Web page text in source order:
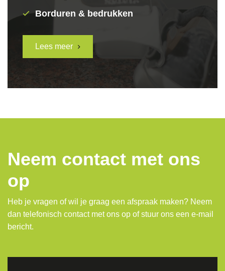
Borduren & bedrukken
Lees meer
Neem contact met ons
op
Heb je vragen of wil je graag een afspraak maken? Neem
dan telefonisch contact met ons op of stuur ons een e-mail
bericht.